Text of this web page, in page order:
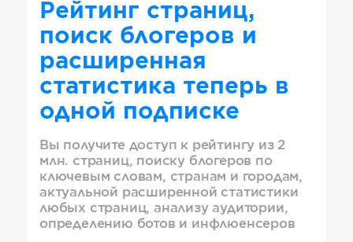
Рейтинг страниц,
поиск блогеров и
расширенная
статистика теперь в
одной подписке
Вы получите доступ к рейтингу из 2
млн. страниц, поиску блогеров по
ключевым словам, странам и городам,
актуальной расширенной статистики
любых страниц, анализу аудитории,
определению ботов и инфлюенсеров